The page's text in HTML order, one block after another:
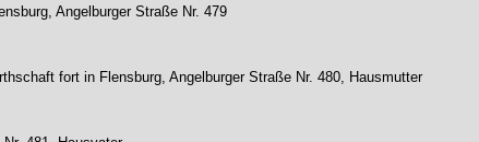
Angelburger Straße Nr. 479
fort in Flensburg, Angelburger Straße Nr. 480, Hausmutter